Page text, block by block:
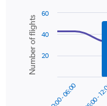
axis
displaying
values.
Range:
Combination
chart
with
data
series.
Chart
graphic.
Number of flights
00:00 - 06:00 06:00 -
20
40
60